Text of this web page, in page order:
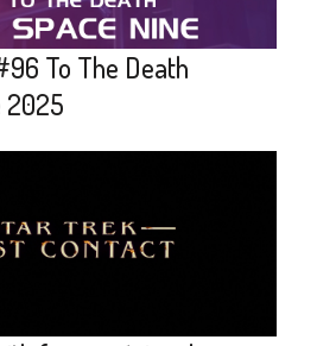
To The Death
2025